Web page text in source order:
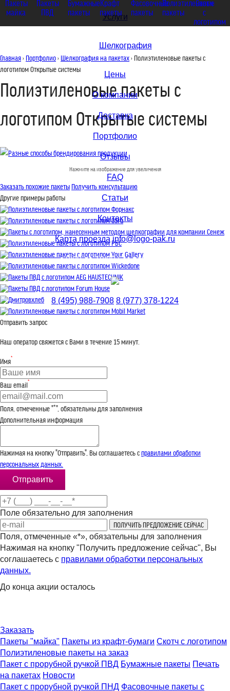
Услуги
Шелкография
Цены
О компании
Доставка
Портфолио
Отзывы
FAQ
Статьи
Контакты
Карта проезда info@logo-pak.ru
с 9:00 до 18:00 без перерыва
8 (495) 988-7908 8 (977) 378-1224
Пакеты
майка
Пакеты
ПВД
Бумажные
пакеты
Крафт
пакеты
Фасовочные
пакеты
Полиэтиленовые
пакеты
Скотч
с
логотипом
Главная› Портфолио› Шелкография на пакетах› Полиэтиленовые пакеты с
логотипом Открытые системы
Полиэтиленовые пакеты с
логотипом Открытые системы
Нажмите на изображение для увеличения
Заказать похожие пакеты Получить консультацию
Другие примеры работы
Полиэтиленовые пакеты с логотипом Форнакс
Полиэтиленовые пакеты с логотипом 05ru
Пакеты с логотипом, нанесенным методом шелкографии для компании Сенеж
Полиэтиленовые пакеты с логотипом РБС
Полиэтиленовые пакеты с логотипом Your Gallery
Полиэтиленовые пакеты с логотипом Wickedone
Пакеты ПВД с логотипом AEG HAUSTECHNIK
Пакеты ПВД с логотипом Forum House
Дмитровхлеб
Полиэтиленовые пакеты с логотипом Mobil Market
Отправить запрос
Наш оператор свяжется с Вами в течение 15 минут.
Имя*
Ваш email*
Поля, отмеченные "*", обязательны для заполнения
Дополнительная информация
Нажимая на кнопку "Отправить", Вы соглашаетесь справилами обработки
персональных данных.
Поле обязательно для заполнения
Поля, отмеченные «*», обязательны для заполнения
Нажимая на кнопку "Получить предложение сейчас", Вы
соглашаетесь с правилами обработки персональных
данных.
До конца акции осталось
Заказать
Пакеты "майка" Пакеты из крафт-бумаги Скотч с логотипом
Полиэтиленовые пакеты на заказ
Пакет с прорубной ручкой ПВД Бумажные пакеты Печать
на пакетах Новости
Пакет с прорубной ручкой ПНД Фасовочные пакеты с